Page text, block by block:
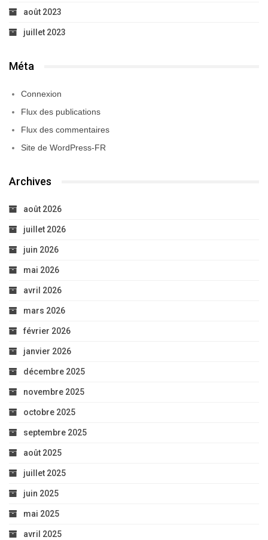
août 2023
juillet 2023
Méta
Connexion
Flux des publications
Flux des commentaires
Site de WordPress-FR
Archives
août 2026
juillet 2026
juin 2026
mai 2026
avril 2026
mars 2026
février 2026
janvier 2026
décembre 2025
novembre 2025
octobre 2025
septembre 2025
août 2025
juillet 2025
juin 2025
mai 2025
avril 2025